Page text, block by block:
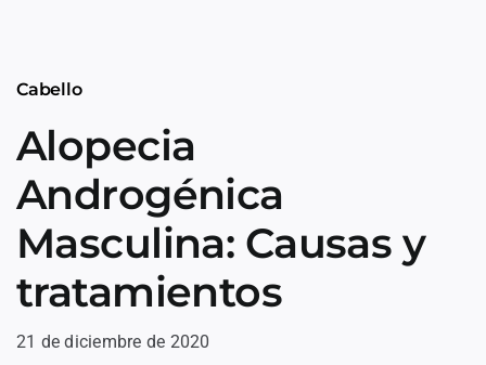
Cabello
Alopecia
Androgénica
Masculina: Causas y
tratamientos
21 de diciembre de 2020